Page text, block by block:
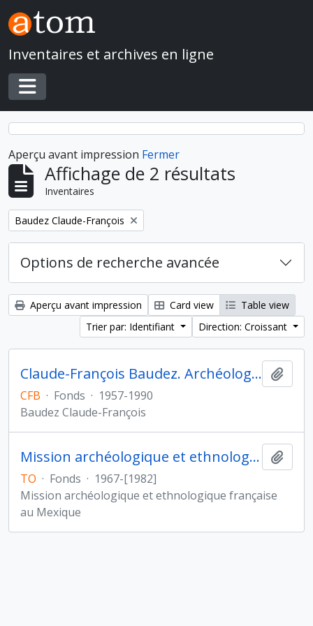
Skip to main content
Inventaires et archives en ligne
Toggle navigation
Aperçu avant impression Fermer
Affichage de 2 résultats
Inventaires
Remove filter:
Baudez Claude-François
Options de recherche avancée
Aperçu avant impression Card view
Table view
Trier par: Identifiant
Direction: Croissant
Claude-François Baudez. Archéologie des Amériques
CFB · Fonds · 1957-1990
Baudez Claude-François
Mission archéologique et ethnologique française au Mexique
TO · Fonds · 1967-[1982]
Mission archéologique et ethnologique française
au Mexique